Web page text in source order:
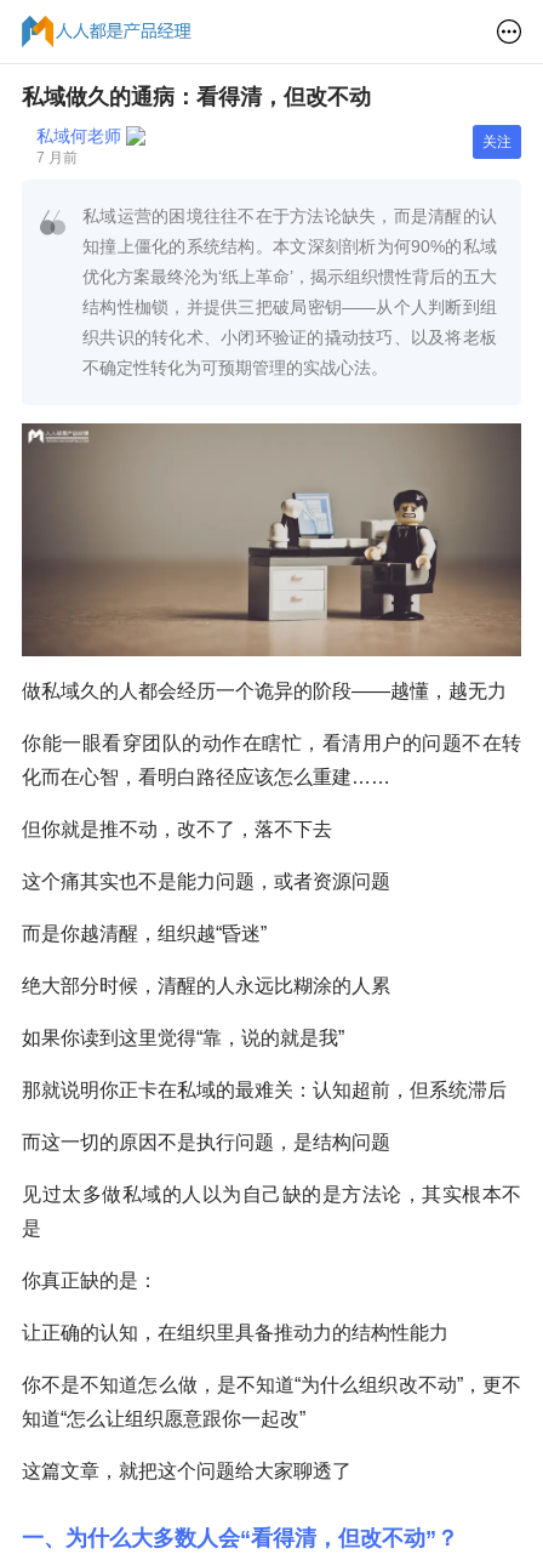
私域做久的通病：看得清，但改不动
私域何老师
7 月前
关注
私域运营的困境往往不在于方法论缺失，而是清醒的认
知撞上僵化的系统结构。本文深刻剖析为何90%的私域
优化方案最终沦为‘纸上革命’，揭示组织惯性背后的五大
结构性枷锁，并提供三把破局密钥——从个人判断到组
织共识的转化术、小闭环验证的撬动技巧、以及将老板
不确定性转化为可预期管理的实战心法。
做私域久的人都会经历一个诡异的阶段——越懂，越无力
你能一眼看穿团队的动作在瞎忙，看清用户的问题不在转
化而在心智，看明白路径应该怎么重建……
但你就是推不动，改不了，落不下去
这个痛其实也不是能力问题，或者资源问题
而是你越清醒，组织越“昏迷”
绝大部分时候，清醒的人永远比糊涂的人累
如果你读到这里觉得“靠，说的就是我”
那就说明你正卡在私域的最难关：认知超前，但系统滞后
而这一切的原因不是执行问题，是结构问题
见过太多做私域的人以为自己缺的是方法论，其实根本不
是
你真正缺的是：
让正确的认知，在组织里具备推动力的结构性能力
你不是不知道怎么做，是不知道“为什么组织改不动”，更不
知道“怎么让组织愿意跟你一起改”
这篇文章，就把这个问题给大家聊透了
一、为什么大多数人会“看得清，但改不动”？